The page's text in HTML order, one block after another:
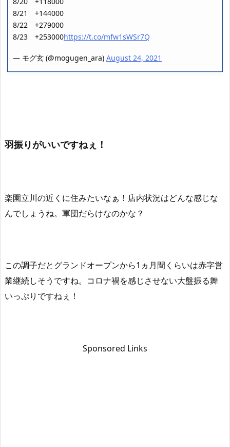
8/21 +144000
8/22 +279000
8/23 +253000https://t.co/mfw1sWSr7Q
— モグ玄 (@mogugen_ara) August 24, 2021
羽振りがいいですねぇ！
楽園立川の近くに住みたいなぁ！店内状況はどんな感じな
んでしょうね。軍団だらけなのかな？
この調子だとグランドオープンから1ヵ月間くらいは赤字営
業継続しそうですね。コロナ禍を感じさせない大盤振る舞
いっぷりですねぇ！
Sponsored Links